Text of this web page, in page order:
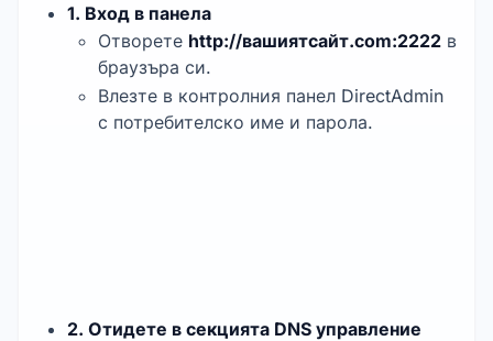
1. Вход в панела
Отворете http://вашиятсайт.com:2222 в
браузъра си.
Влезте в контролния панел DirectAdmin
с потребителско име и парола.
2. Отидете в секцията DNS управление